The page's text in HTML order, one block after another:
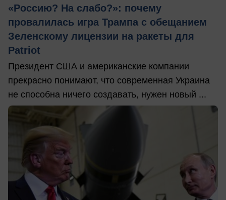
«Россию? На слабо?»: почему
провалилась игра Трампа с обещанием
Зеленскому лицензии на ракеты для
Patriot
Президент США и американские компании
прекрасно понимают, что современная Украина
не способна ничего создавать, нужен новый ...